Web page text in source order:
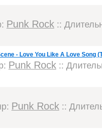
Punk Rock ::
- Love You Like A Love Song
Punk Rock ::
Punk Rock ::